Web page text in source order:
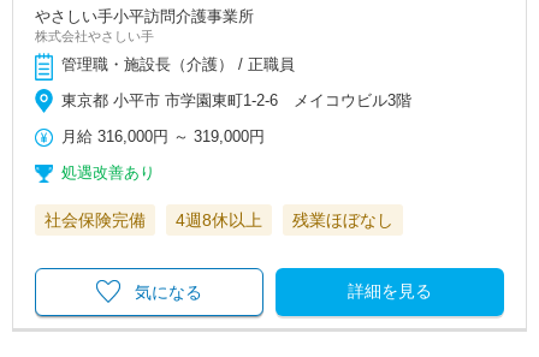
やさしい手小平訪問介護事業所
株式会社やさしい手
管理職・施設長（介護） / 正職員
東京都 小平市 市学園東町1-2-6 メイコウビル3階
月給 316,000円 ～319,000円
処遇改善あり
社会保険完備 4週8休以上 残業ほぼなし
詳細を見る
気になる